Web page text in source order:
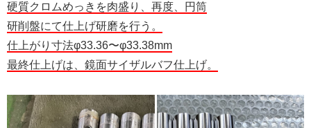
硬質クロムめっきを肉盛り、再度、円筒
研削盤にて仕上げ研磨を行う。
仕上がり寸法φ33.36〜φ33.38mm
最終仕上げは、鏡面サイザルバフ仕上げ。